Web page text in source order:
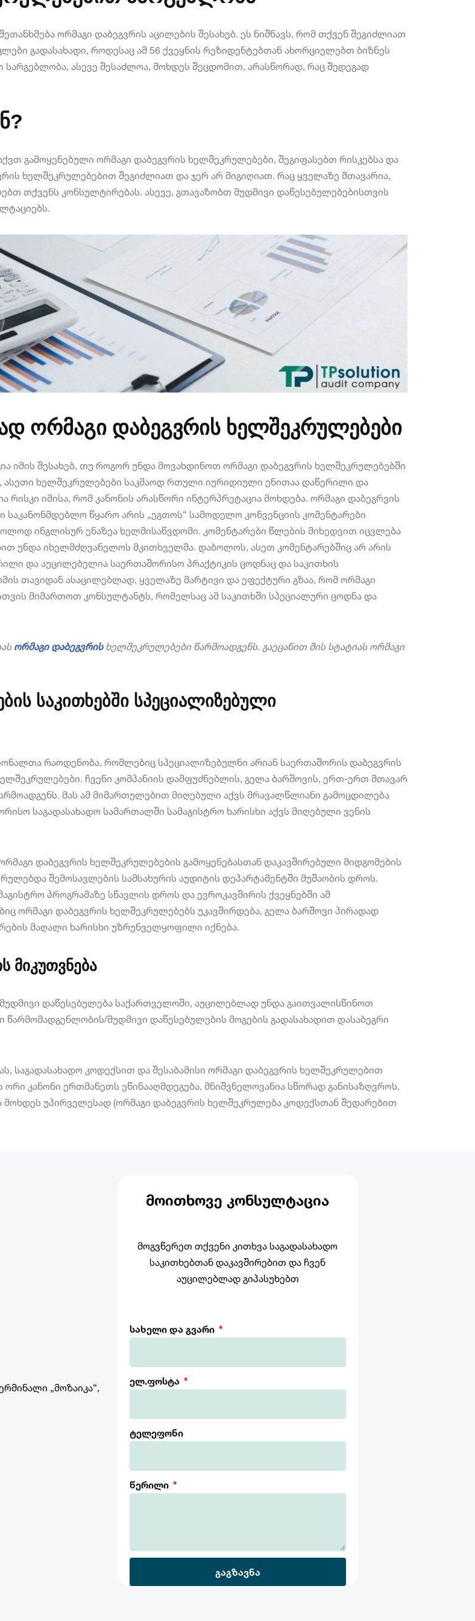
ორმაგი დაბეგვრის აცილების შესახებ. ეს ნიშნავს, რომ თქვენ შეგიძლიათ
გადასახადი, როდესაც ამ 56 ქვეყნის რეზიდენტებთან ახორციელებთ ბიზნეს
ასევე შესაძლოა, მოხდეს შეცდომით, არასწორად, რაც შედეგად
გამოყენებული ორმაგი დაბეგვრის ხელშეკრულებები, შეგიფასებთ რისკებსა და
ხელშეკრულებებით შეგიძლიათ და ჯერ არ მიგიღიათ. რაც ყველაზე მთავარია,
თქვენს კონსულტირებას. ასევე, გთავაზობთ მუდმივი დაწესებულებებისთვის
ორმაგი დაბეგვრის ხელშეკრულებები
იმის შესახებ, თუ როგორ უნდა მოვახდინოთ ორმაგი დაბეგვრის ხელშეკრულებებში
ასეთი ხელშეკრულებები საკმაოდ რთული იურიდიული ენითაა დაწერილი და
იმისა, რომ კანონის არასწორი ინტერპრეტაცია მოხდება. ორმაგი დაბეგრვის
წყარო არის „ეგთოს“ სამოდელო კონვენციის კომენტარები
ინგლისურ ენაზეა ხელმისაწვდომი. კომენტარები წლების მიხედვით იცვლება
უნდა იხელმძღვანელოს მკითხველმა. დაბოლოს, ასეთ კომენტარებშიც არ არის
და აუცილებელია საერთაშორისო პრაქტიკის ცოდნაც და საკითხის
თავიდან ასაცილებლად, ყველაზე მარტივი და ეფექტური გზაა, რომ ორმაგი
მიმართოთ კონსულტანტს, რომელსაც ამ საკითხში სპეციალური ცოდნა და
ორმაგი დაბეგვრისხელშეკრულებები წარმოადგენს. გაეცანით მის სტატიას ორმაგი
საკითხებში სპეციალიზებული
რაოდენობა, რომლებიც სპეციალიზებულნი არიან საერთაშორის დაბეგვრის
ჩვენი კომპანიის დამფუძნებლის, გელა ბარშოვის, ერთ-ერთ მთავარ
მას ამ მიმართულებით მიღებული აქვს მრავალწლიანი გამოცდილება
საგადასახადო სამართალში სამაგისტრო ხარისხი აქვს მიღებული ვენის
დაბეგვრის ხელშეკრულებების გამოყენებასთან დაკავშირებული მიდგომების
შემოსავლების სამსახურის აუდიტის დეპარტამენტში მუშაობის დროს.
პროგრამაზე სწავლის დროს და ევროკავშირის ქვეყნებში ამ
ორმაგი დაბეგვრის ხელშეკრულებებს უკავშირდება, გელა ბარშოვი პირადად
მაღალი ხარისხი უზრუნველყოფილი იქნება.
მიკუთვნება
დაწესებულება საქართველოში, აუცილებლად უნდა გაითვალისწინოთ
მუდმივი დაწესებულების მოგების გადასახადით დასაბეგრი
საგადასახადო კოდექსით და შესაბამისი ორმაგი დაბეგვრის ხელშეკრულებით
კანონი ერთმანეთს ეწინააღმდეგება, მნიშვნელოვანია სწორად განისაზღვროს,
უპირველესად (ორმაგი დაბეგვრის ხელშეკრულება კოდექსთან შედარებით
„მოზაიკა“,
ᲛᲝᲘᲗᲮᲝᲕᲔ ᲙᲝᲜᲡᲣᲚᲢᲐᲪᲘᲐ
მოგვწერეთ თქვენი კითხვა საგადასახადო
საკითხებთან დაკავშირებით და ჩვენ
აუცილებლად გიპასუხებთ
სახელი და გვარი
ელ.ფოსტა
ტელეფონი
წერილი
გაგზავნა